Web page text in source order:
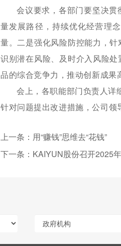
会议要求，各部门要坚决
量发展路径，持续优化经营理
量。二是强化风险防控能力，
识别潜在风险、及时介入风险
品的综合竞争力，推动创新成果
会上，各职能部门负责人详
针对问题提出改进措施，公司领
上一条：用“赚钱”思维去“花钱”
下一条：KAIYUN股份召开2025